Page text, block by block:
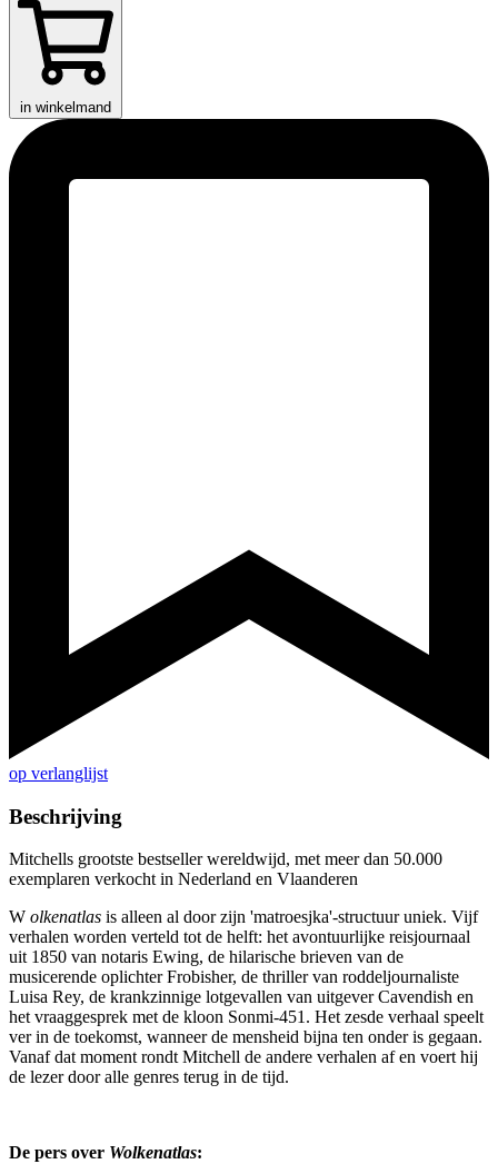
in winkelmand
op verlanglijst
Beschrijving
Mitchells grootste bestseller wereldwijd, met meer dan 50.000
exemplaren verkocht in Nederland en Vlaanderen
W olkenatlas is alleen al door zijn 'matroesjka'-structuur uniek. Vijf
verhalen worden verteld tot de helft: het avontuurlijke reisjournaal
uit 1850 van notaris Ewing, de hilarische brieven van de
musicerende oplichter Frobisher, de thriller van roddeljournaliste
Luisa Rey, de krankzinnige lotgevallen van uitgever Cavendish en
het vraaggesprek met de kloon Sonmi-451. Het zesde verhaal speelt
ver in de toekomst, wanneer de mensheid bijna ten onder is gegaan.
Vanaf dat moment rondt Mitchell de andere verhalen af en voert hij
de lezer door alle genres terug in de tijd.
De pers over Wolkenatlas: